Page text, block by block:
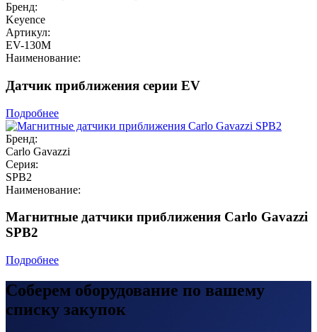
Бренд:
Keyence
Артикул:
EV-130M
Наименование:
Датчик приближения серии EV
Подробнее
Бренд:
Carlo Gavazzi
Серия:
SPB2
Наименование:
Магнитные датчики приближения Carlo Gavazzi
SPB2
Подробнее
Соберем оборудование по вашему
списку закупок